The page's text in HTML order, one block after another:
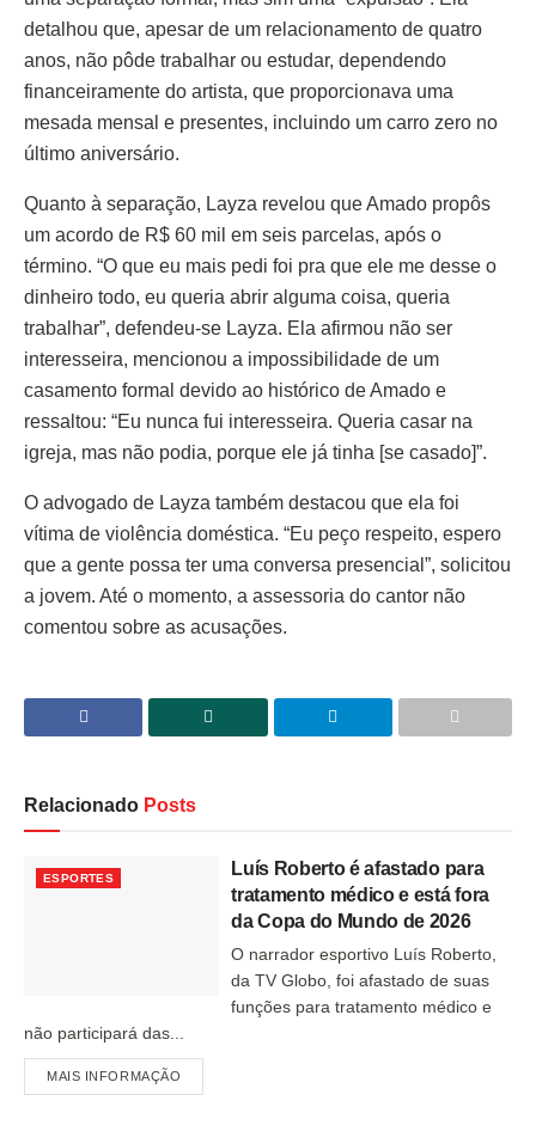
detalhou que, apesar de um relacionamento de quatro
anos, não pôde trabalhar ou estudar, dependendo
financeiramente do artista, que proporcionava uma
mesada mensal e presentes, incluindo um carro zero no
último aniversário.
Quanto à separação, Layza revelou que Amado propôs
um acordo de R$ 60 mil em seis parcelas, após o
término. “O que eu mais pedi foi pra que ele me desse o
dinheiro todo, eu queria abrir alguma coisa, queria
trabalhar”, defendeu-se Layza. Ela afirmou não ser
interesseira, mencionou a impossibilidade de um
casamento formal devido ao histórico de Amado e
ressaltou: “Eu nunca fui interesseira. Queria casar na
igreja, mas não podia, porque ele já tinha [se casado]”.
O advogado de Layza também destacou que ela foi
vítima de violência doméstica. “Eu peço respeito, espero
que a gente possa ter uma conversa presencial”, solicitou
a jovem. Até o momento, a assessoria do cantor não
comentou sobre as acusações.
Relacionado Posts
ESPORTES
Luís Roberto é afastado para
tratamento médico e está fora
da Copa do Mundo de 2026
O narrador esportivo Luís Roberto,
da TV Globo, foi afastado de suas
funções para tratamento médico e
não participará das...
MAIS INFORMAÇÃO